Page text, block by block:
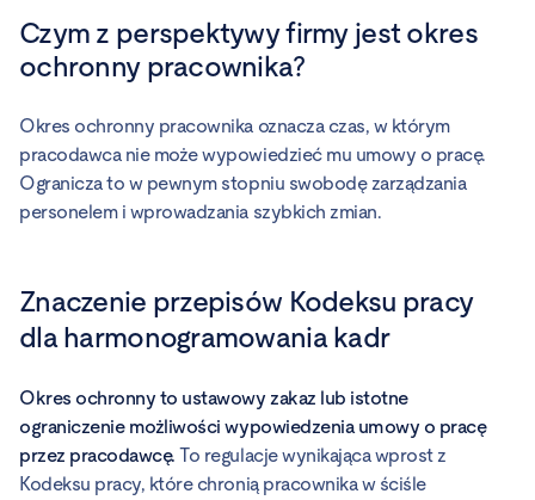
Czym z perspektywy firmy jest okres
ochronny pracownika?
Okres ochronny pracownika oznacza czas, w którym
pracodawca nie może wypowiedzieć mu umowy o pracę.
Ogranicza to w pewnym stopniu swobodę zarządzania
personelem i wprowadzania szybkich zmian.
Znaczenie przepisów Kodeksu pracy
dla harmonogramowania kadr
Okres ochronny to ustawowy zakaz lub istotne
ograniczenie możliwości wypowiedzenia umowy o pracę
przez pracodawcę.To regulacje wynikająca wprost z
Kodeksu pracy, które chronią pracownika w ściśle